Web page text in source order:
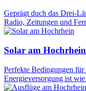
Geprägt duch das Drei-
Radio, Zeitungen und
Solar am Hochrhein
Perfekte Bedingungen
Energieversorgung ist